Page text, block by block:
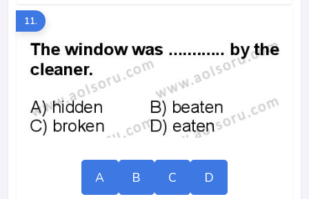
11.
A B C D